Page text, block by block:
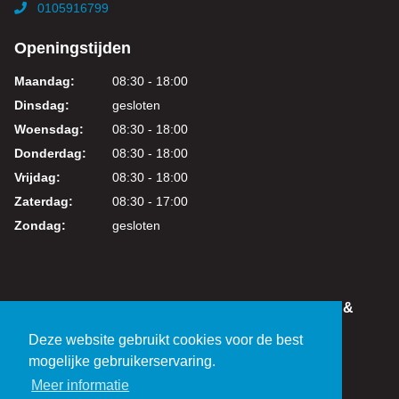
Deze website gebruikt cookies voor de best
mogelijke gebruikerservaring.
Meer informatie
0105916799
Openingstijden
Maandag:
08:30 - 18:00
Dinsdag:
gesloten
Woensdag:
08:30 - 18:00
Donderdag:
08:30 - 18:00
Vrijdag:
08:30 - 18:00
Zaterdag:
08:30 - 17:00
Zondag:
gesloten
IN DEZE WEBSHOP KUNT U VEILIG WINKELEN &
BTW: NL821038461B01